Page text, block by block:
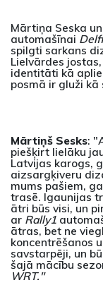
Mārtiņa Seska
automašīnai
spilgti sarkans
Lielvārdes
identitāti kā
posmā ir gluži
Mārtiņš Sesks:
piešķirt lielāku
Latvijas karogs,
aizsargķiveru
mums pašiem,
trasē. Igaunijas
ātri būs visi, un
ar Rally1
ātras, bet ne
koncentrēšanos
savstarpēji, un
šajā mācību
WRT."